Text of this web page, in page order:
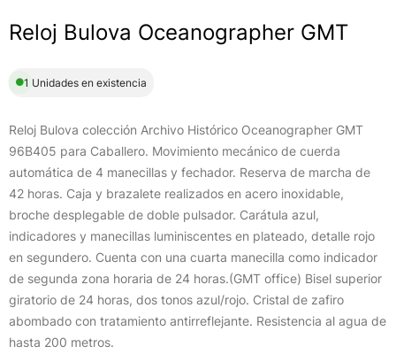
Reloj Bulova Oceanographer GMT
1 Unidades en existencia
Reloj Bulova colección Archivo Histórico Oceanographer GMT
96B405 para Caballero. Movimiento mecánico de cuerda
automática de 4 manecillas y fechador. Reserva de marcha de
42 horas. Caja y brazalete realizados en acero inoxidable,
broche desplegable de doble pulsador. Carátula azul,
indicadores y manecillas luminiscentes en plateado, detalle rojo
en segundero. Cuenta con una cuarta manecilla como indicador
de segunda zona horaria de 24 horas.(GMT office) Bisel superior
giratorio de 24 horas, dos tonos azul/rojo. Cristal de zafiro
abombado con tratamiento antirreflejante. Resistencia al agua de
hasta 200 metros.